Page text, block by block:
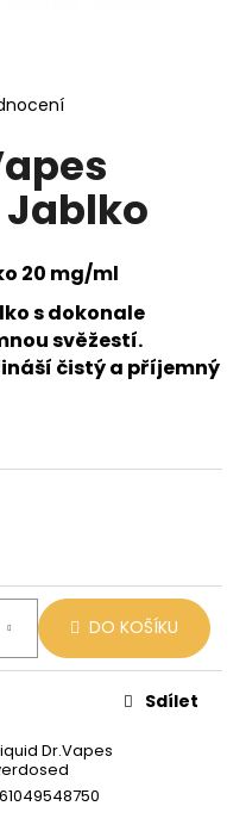
20 mg/ml
s dokonale
svěžestí.
čistý a příjemný
DO KOŠÍKU
Dr.Vapes
Sdílet